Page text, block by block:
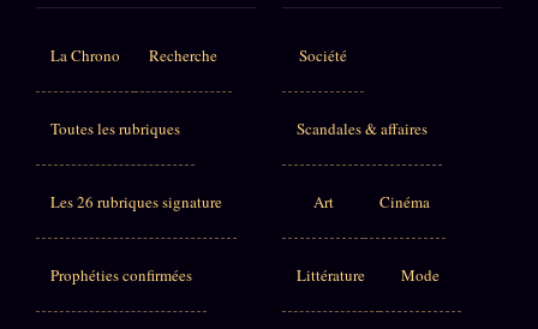
La Chrono Recherche
Toutes les rubriques
Les 26 rubriques signature
Prophéties confirmées
Société
Scandales & affaires
Art Cinéma
Littérature Mode